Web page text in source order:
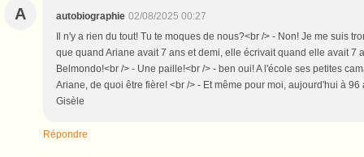
A autobiographie 02/08/2025 00:27
Il n'y a rien du tout! Tu te moques de nous?<br /> - Non! Je me suis
que quand Ariane avait 7 ans et demi, elle écrivait quand elle avait 7
Belmondo!<br /> - Une paille!<br /> - ben oui! A l'école ses petites
Ariane, de quoi être fière! <br /> - Et même pour moi, aujourd'hui à
Gisèle
Répondre